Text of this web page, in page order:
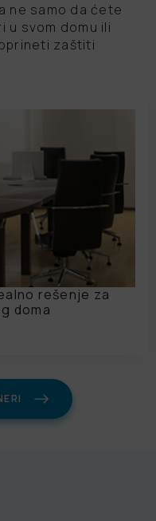
ne samo da ćete
svom domu ili
zaštiti
rešenje za
doma